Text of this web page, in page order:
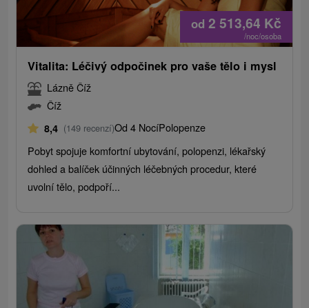
od 2 513,64 Kč
/noc/osoba
Vitalita: Léčivý odpočinek pro vaše tělo i mysl
Lázně Číž
Číž
8,4 (149 recenzí)Od 4 NocíPolopenze
Pobyt spojuje komfortní ubytování, polopenzi, lékařský
dohled a balíček účinných léčebných procedur, které
uvolní tělo, podpoří...